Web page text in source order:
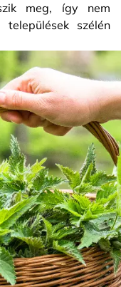
meg, így nem
szélén